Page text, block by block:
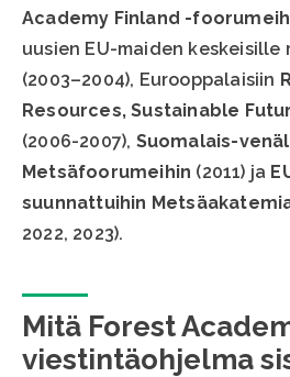
Academy Finland -
uusien EU-maiden
(2003–2004), Eurooppalaisiin
Resources, Sustainable
(2006-2007), Suomalais-
Metsäfoorumeihin (2011) ja
suunnattuihin
2022, 2023).
Mitä Forest
viestintäohjelma